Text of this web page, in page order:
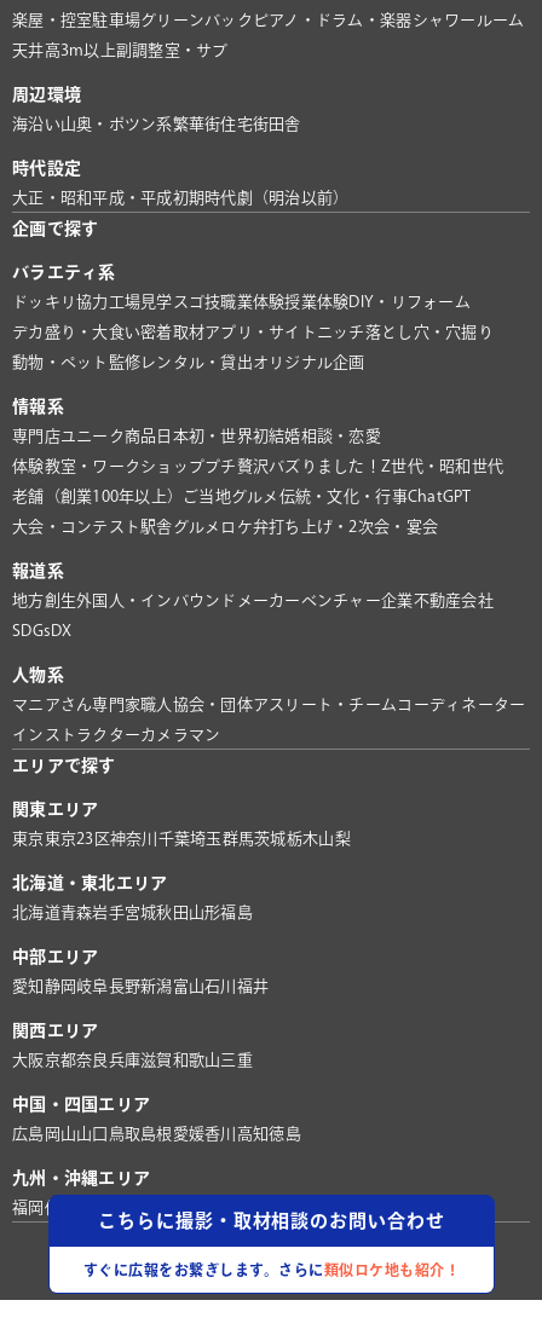
こちらに撮影・取材相談のお問い合わせ
すぐに広報をお繋ぎします。さらに類似ロケ地も紹介！
楽屋・控室駐車場グリーンバック ピアノ・ドラム・楽器シャワールーム
天井高3m以上副調整室・サブ
周辺環境
海沿い山奥・ポツン系繁華街住宅街田舎
時代設定
大正・昭和平成・平成初期時代劇（明治以前）
企画で探す
バラエティ系
ドッキリ協力 工場見学 スゴ技職業体験授業体験DIY・リフォーム
デカ盛り・大食い密着取材アプリ・サイト ニッチ落とし穴・穴掘り
動物・ペット 監修レンタル・貸出オリジナル企画
情報系
専門店ユニーク商品 日本初・世界初結婚相談・恋愛
体験教室・ワークショッププチ贅沢バズりました！ Z世代・昭和世代
老舗（創業100年以上）
ご当地グルメ 伝統・文化・行事ChatGPT
大会・コンテスト 駅舎グルメ ロケ弁打ち上げ・2次会・宴会
報道系
地方創生外国人・インバウンド メーカー ベンチャー企業不動産会社
SDGsDX
人物系
マニアさん専門家職人 協会・団体アスリート・チーム コーディネーター
インストラクターカメラマン
エリアで探す
関東エリア
東京東京23区神奈川 千葉埼玉群馬茨城栃木山梨
北海道・東北エリア
北海道青森岩手宮城秋田 山形福島
中部エリア
愛知 静岡 岐阜長野新潟富山石川 福井
関西エリア
大阪京都奈良兵庫滋賀和歌山三重
中国・四国エリア
広島 岡山山口 鳥取島根 愛媛香川 高知徳島
九州・沖縄エリア
福岡 佐賀
©株式会社ロケグー